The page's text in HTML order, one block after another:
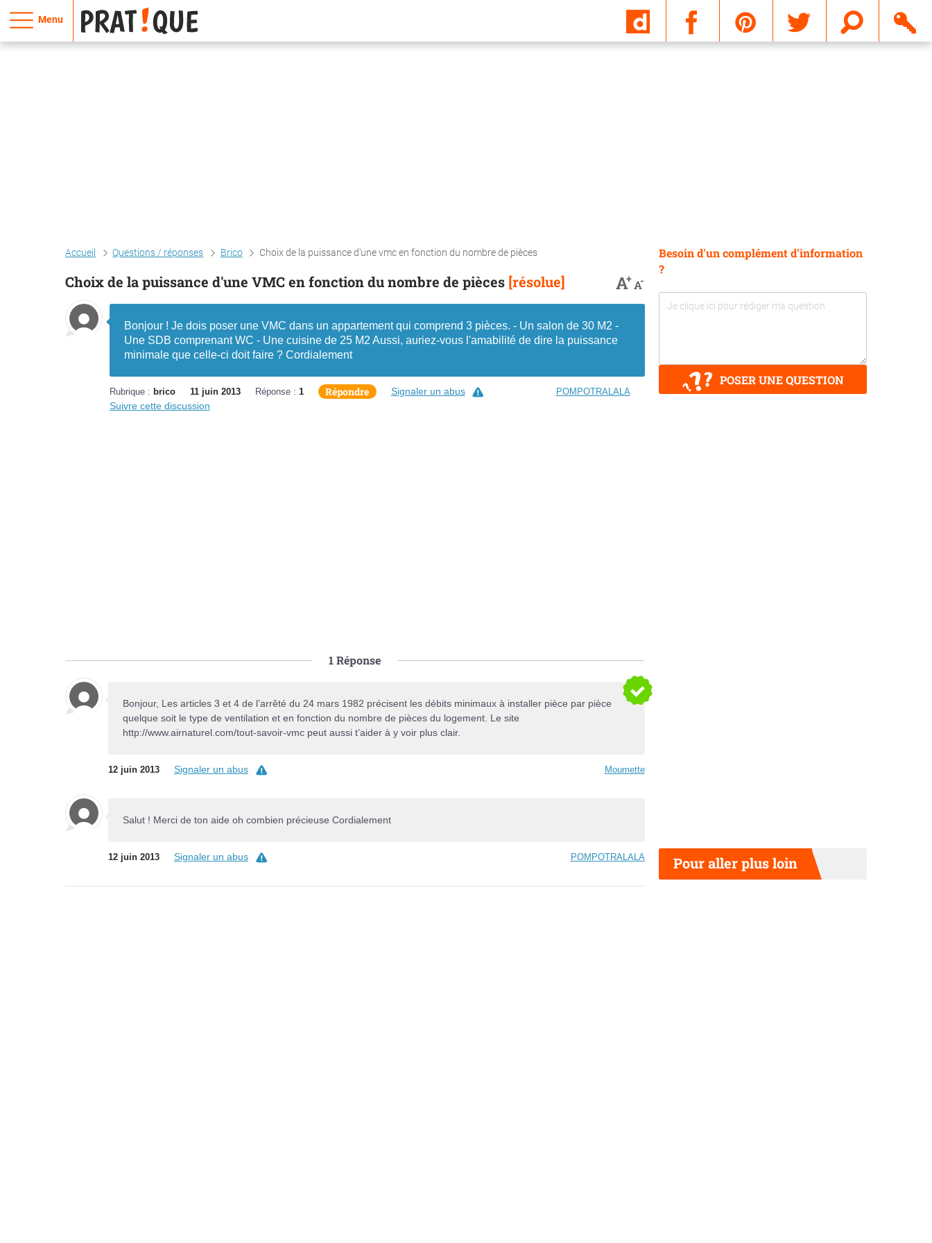
Menu
Accueil Questions / réponses Brico Choix de la puissance d'une vmc en fonction du nombre de pièces
Choix de la puissance d'une VMC en fonction du nombre de pièces [résolue] A+A-
Bonjour ! Je dois poser une VMC dans un appartement qui comprend 3 pièces. - Un salon de 30 M2 -
Une SDB comprenant WC - Une cuisine de 25 M2 Aussi, auriez-vous l'amabilité de dire la puissance
minimale que celle-ci doit faire ? Cordialement
Rubrique : brico 11 juin 2013 Réponse : 1 Répondre POMPOTRALALA
Signaler un abus
Suivre cette discussion
1Réponse
Bonjour, Les articles 3 et 4 de l’arrêté du 24 mars 1982 précisent les débits minimaux à installer pièce par pièce
quelque soit le type de ventilation et en fonction du nombre de pièces du logement. Le site
http://www.airnaturel.com/tout-savoir-vmc peut aussi t’aider à y voir plus clair.
12 juin 2013 Signaler un abus Moumette
Salut ! Merci de ton aide oh combien précieuse Cordialement
12 juin 2013 Signaler un abus POMPOTRALALA
Besoin d'un complément d'information
?
POSER UNE QUESTION
Pour aller plus loin